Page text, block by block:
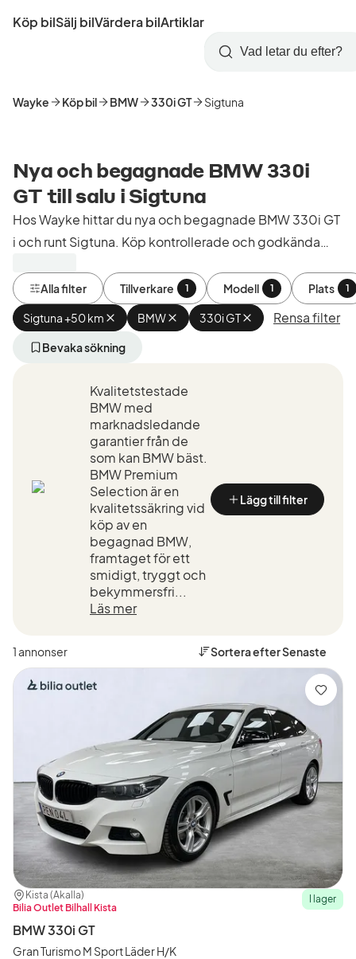
till
Startsida
Köp bilSälj bilVärdera bilArtiklar
Skapa
konto
Logga
in
Sök
Wayke Köp bil BMW 330i GT Sigtuna
Nya och begagnade BMW 330i
GT till salu i Sigtuna
Hos Wayke hittar du nya och begagnade BMW 330i GT
i och runt Sigtuna. Köp kontrollerade och godkända
Alla filter Tillverkare 1 Modell 1 Plats 1
Sigtuna +50 km Ta
bort
aktivt
+50
km
(Plats)
BMW Ta
bort
(Tillverkare)
330i GT Ta
bort
Rensa filter
Bevaka sökning
Kvalitetstestade
BMW med
marknadsledande
garantier från de
som kan BMW bäst.
BMW Premium
Selection är en
kvalitetssäkring vid
köp av en
begagnad BMW,
framtaget för ett
smidigt, tryggt och
bekymmersfri...
Läs mer
Lägg till filter
1 annonser Sortera efterSenaste
Plats:
Kista (Akalla)
Återförsäljare:
Bilia Outlet Bilhall Kista
I lager
BMW 330i GT
Gran Turismo M Sport Läder H/K
Spara